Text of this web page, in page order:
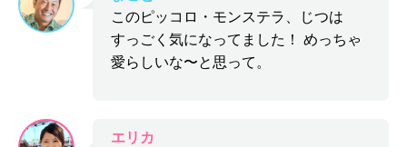
このピッコロ・モンステラ、じつは
すっごく気になってました！ めっちゃ
愛らしいな〜と思って。
エリカ